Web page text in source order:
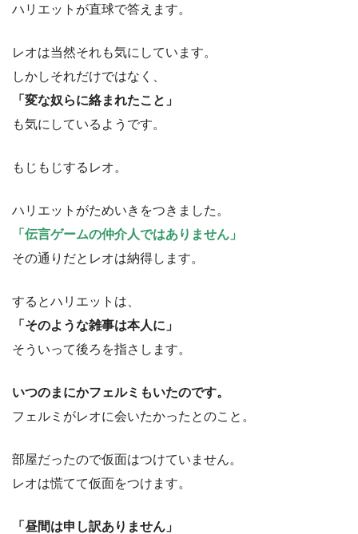
ハリエットが直球で答えます。
レオは当然それも気にしています。
しかしそれだけではなく、
「変な奴らに絡まれたこと」
も気にしているようです。
もじもじするレオ。
ハリエットがためいきをつきました。
「伝言ゲームの仲介人ではありません」
その通りだとレオは納得します。
するとハリエットは、
「そのような雑事は本人に」
そういって後ろを指さします。
いつのまにかフェルミもいたのです。
フェルミがレオに会いたかったとのこと。
部屋だったので仮面はつけていません。
レオは慌てて仮面をつけます。
「昼間は申し訳ありません」